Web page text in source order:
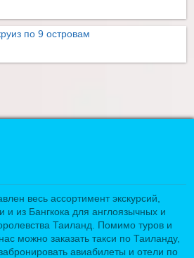
по 9 островам
весь ассортимент экскурсий,
и из Бангкока для англоязычных и
Таиланд. Помимо туров и
можно заказать такси по Таиланду,
авиабилеты и отели по